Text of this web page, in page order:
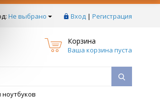
Не выбрано Вход | Регистрация
Корзина
Ваша корзина пуста